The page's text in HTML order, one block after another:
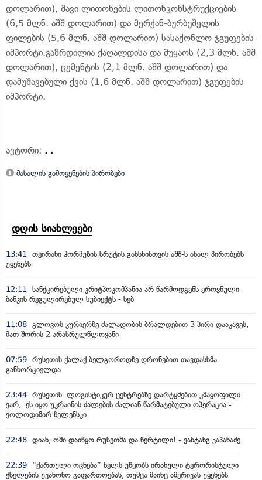
დოლარით), შავი ლითონების ლითონკონსტრუქციების
(6,5 მლნ. აშშ დოლარით) და მერქან-ბურბუშელის
ფილების (5,6 მლნ. აშშ დოლარით) სასაქონლო ჯგუფების
იმპორტი.გაზრდილია ქაღალდისა და მუყაოს (2,3 მლნ. აშშ
დოლარით), ცემენტის (2,1 მლნ. აშშ დოლარით) და
დამუშავებული ქვის (1,6 მლნ. აშშ დოლარით) ჯგუფების
იმპორტი.
ავტორი: . .
მასალის გამოყენების პირობები
დღის სიახლეები
13:41 თეირანი ჰორმუზის სრუტის გახსნისთვის აშშ-ს ახალ პირობებს
უყენებს
12:11 სანქცირებული კრიტპოკომპანია არ წარმოდგენს ეროვნული
ბანკის რეგულირებულ სუბიექტს - სებ
11:08 გლოვოს კურიერზე ძალადობის ბრალდებით 3 პირი დააკავეს,
მათ შორის 2 არასრულწლოვანი
07:59 რუსეთის ქალაქ ბელგოროდზე დრონებით თავდასხმა
განხორციელდა
23:44 რუსეთის ლოგისტიკურ ცენტრებზე დარტყმებით კმაყოფილი
ვარ, ეს იყო უკრაინის ძალების ძალიან წარმატებული ოპერაცია -
ვოლოდიმირ ზელენსკი
22:48 დიახ, ომი დაიწყო რუსეთმა და წერტილი! - ვახტანგ კაპანაძე
22:39
“ქართული ოცნება” ხელს უწყობს ირანული ტერორისტული
ქსელების უკანონო გაფართოებას, თუმცა მაინც ამერიკას უყენებს